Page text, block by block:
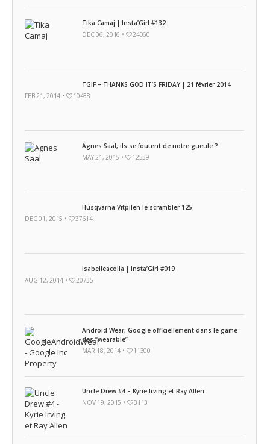
Tika Camaj | Insta’Girl #132
DEC 06, 2016 •
24060
TGIF – THANKS GOD IT’S FRIDAY | 21 février 2014
FEB 21, 2014 •
10458
Agnes Saal, ils se foutent de notre gueule ?
MAY 21, 2015 •
12539
Husqvarna Vitpilen le scrambler 125
DEC 01, 2015 •
37614
Isabelleacolla | Insta’Girl #019
AUG 12, 2014 •
20735
Android Wear, Google officiellement dans le game
des “wearable”
MAR 18, 2014 •
11300
Uncle Drew #4 – Kyrie Irving et Ray Allen
NOV 19, 2015 •
3113